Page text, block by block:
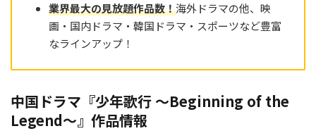
業界最大の見放題作品数！海外ドラマの他、映
画・国内ドラマ・韓国ドラマ・スポーツなど豊富
なラインアップ！
中国ドラマ『少年歌行 ～Beginning of the
Legend～』作品情報